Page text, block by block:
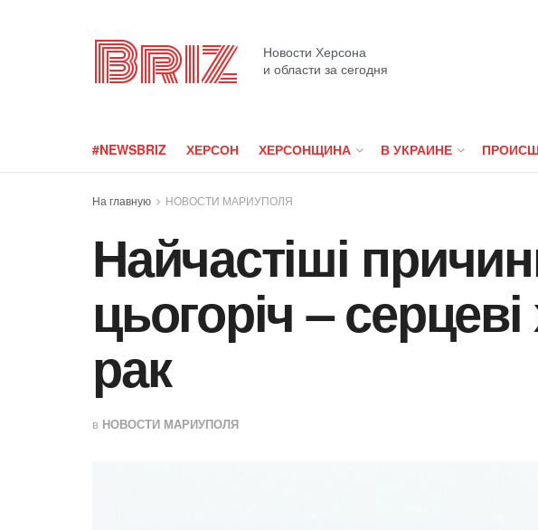
Briz
Новости Херсона
и области за сегодня
#NEWSBRIZ ХЕРСОН ХЕРСОНЩИНА В УКРАИНЕ
На главную НОВОСТИ МАРИУПОЛЯ
Найчастіші
цьогоріч –
рак
в НОВОСТИ МАРИУПОЛЯ